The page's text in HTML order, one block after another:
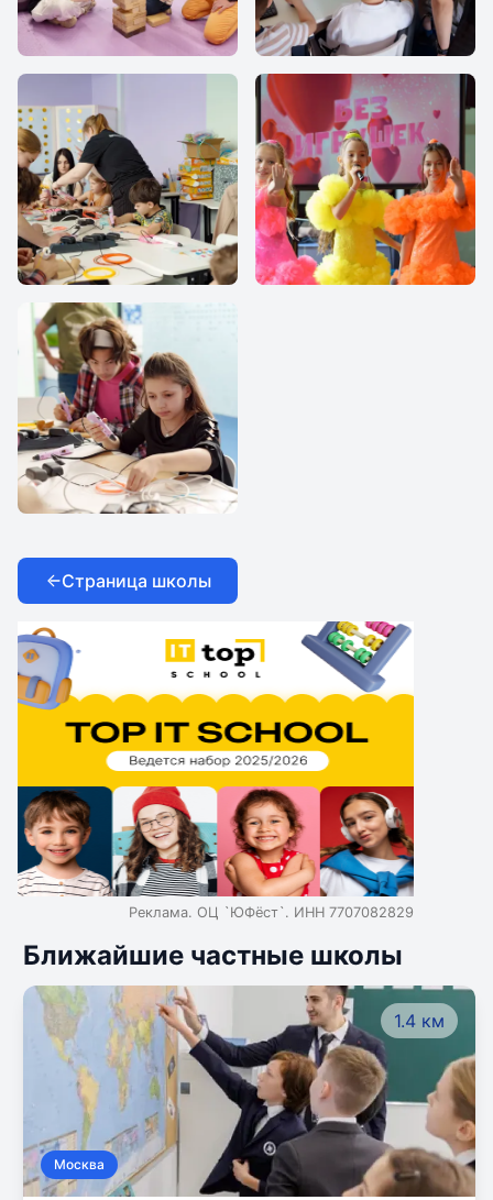
IThub school
IThub school
Страница школы
Реклама. ОЦ `ЮФёст`. ИНН 7707082829
Ближайшие частные школы
1.4 км
Москва